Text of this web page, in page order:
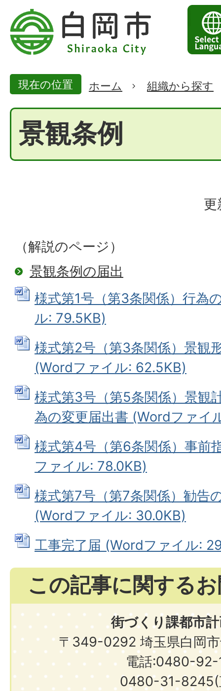
現在の位置 ホーム 組織から探す
景観条例
更
（解説のページ）
景観条例の届出
様式第1号（第3条関係）行為
ル: 79.5KB)
様式第2号（第3条関係）景観
(Wordファイル: 62.5KB)
様式第3号（第5条関係）景観
為の変更届出書 (Wordファイ
様式第4号（第6条関係）事前
ファイル: 78.0KB)
様式第7号（第7条関係）勧告
(Wordファイル: 30.0KB)
工事完了届 (Wordファイル:
この記事に関する
街づくり課都市
〒349-0292 埼玉県白岡
電話:0480-92-
0480-31-8245(